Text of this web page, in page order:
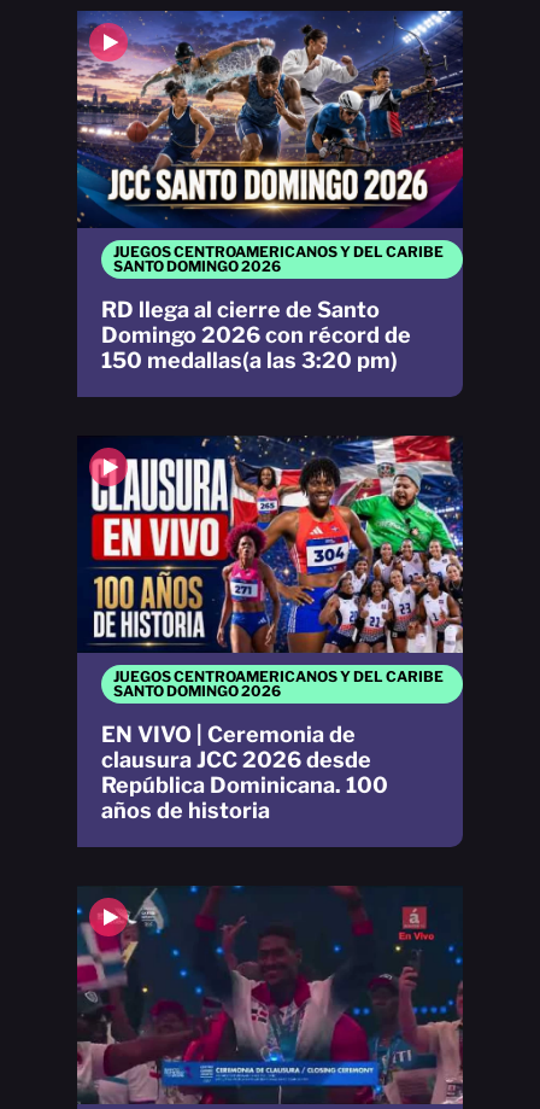
JUEGOS CENTROAMERICANOS Y DEL CARIBE
SANTO DOMINGO 2026
EN VIVO | Ceremonia de
clausura JCC 2026 desde
República Dominicana. 100
años de historia
JUEGOS CENTROAMERICANOS Y DEL CARIBE
SANTO DOMINGO 2026
RD llega al cierre de Santo
Domingo 2026 con récord de
150 medallas(a las 3:20 pm)